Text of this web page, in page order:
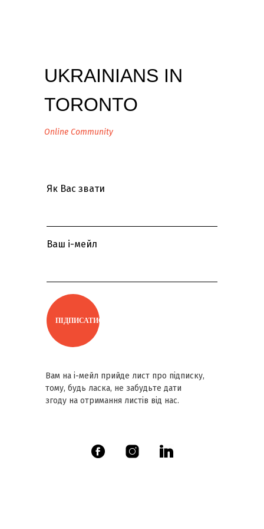
UKRAINIANS IN
TORONTO
Online Community
Як Вас звати
Ваш і-мейл
ПІДПИСАТИСЬ
Вам на і-мейл прийде лист про підписку,
тому, будь ласка, не забудьте дати
згоду на отримання листів від нас.